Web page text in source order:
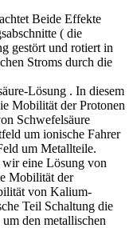
Beide Effekte
( die
gestört und rotiert in
Stroms durch die
Lösung . In diesem
Mobilität der Protonen
Schwefelsäure
um ionische Fahrer
um Metallteile.
eine Lösung von
Mobilität der
von Kalium-
Teil Schaltung die
den metallischen